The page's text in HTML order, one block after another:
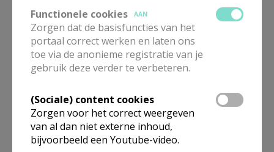
Gepubliceerd door
Zusters van Don Bosco
Artikel
Functionele cookies
AAN
Zorgen dat de basisfuncties van het
portaal correct werken en laten ons
toe via de anonieme registratie van je
gebruik deze verder te verbeteren.
(Sociale) content cookies
Zorgen voor het correct weergeven
van al dan niet externe inhoud,
bijvoorbeeld een Youtube-video.